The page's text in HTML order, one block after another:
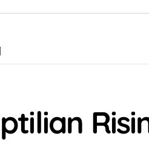
Series Tennis
Wars Episode I Jedi Power
Legends Untold